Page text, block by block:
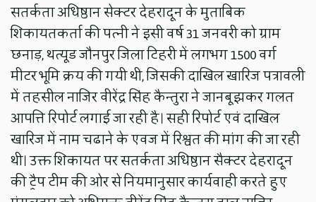
सतर्कता अधिष्ठान सेक्टर देहरादून के मुताबिक
शिकायतकर्ता की पत्नी ने इसी वर्ष 31 जनवरी को ग्राम
छनाड़, थत्यूड जौनपुर जिला टिहरी में लगभग 1500 वर्ग
मीटर भूमि क्रय की गयी थी, जिसकी दाखिल खारिज पत्रावली
में तहसील नाजिर वीरेंद्र सिंह कैन्तुरा ने जानबूझकर गलत
आपत्ति रिपोर्ट लगाई जा रही है। सही रिपोर्ट एवं दाखिल
खारिज में नाम चढाने के एवज में रिश्वत की मांग की जा रही
थी। उक्त शिकायत पर सतर्कता अधिष्ठान सैक्टर देहरादून
की ट्रैप टीम की ओर से नियमानुसार कार्यवाही करते हुए